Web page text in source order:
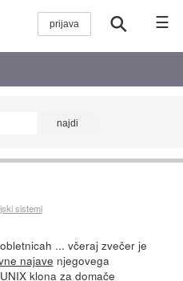
☰
sistemi
... včeraj zvečer je
najave njegovega
klona za domače